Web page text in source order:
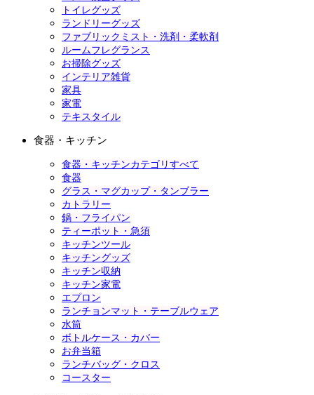
トイレグッズ
ランドリーグッズ
ファブリックミスト・洗剤・柔軟剤
ルームフレグランス
お掃除グッズ
インテリア雑貨
家具
家電
テキスタイル
食器・キッチン
食器・キッチンカテゴリすべて
食器
グラス・マグカップ・タンブラー
カトラリー
鍋・フライパン
ティーポット・急須
キッチンツール
キッチングッズ
キッチン収納
キッチン家電
エプロン
ランチョンマット・テーブルウェア
水筒
ボトルケース・カバー
お弁当箱
ランチバッグ・クロス
コースター